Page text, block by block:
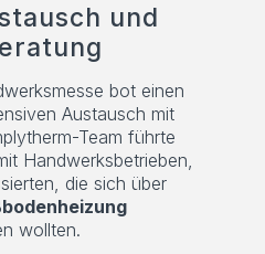
und
bot einen
Austausch mit
Team führte
Handwerksbetrieben,
die sich über
wollten.